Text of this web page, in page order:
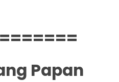
Papan